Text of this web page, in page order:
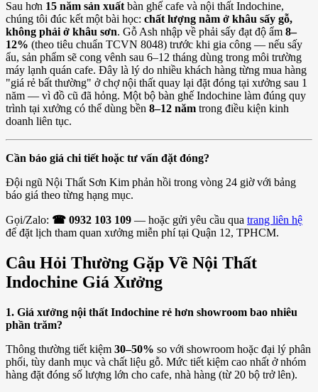
Sau hơn 15 năm sản xuất bàn ghế cafe và nội thất Indochine,
chúng tôi đúc kết một bài học: chất lượng nằm ở khâu sấy gỗ,
không phải ở khâu sơn. Gỗ Ash nhập về phải sấy đạt độ ẩm 8–
12% (theo tiêu chuẩn TCVN 8048) trước khi gia công — nếu sấy
ẩu, sản phẩm sẽ cong vênh sau 6–12 tháng dùng trong môi trường
máy lạnh quán cafe. Đây là lý do nhiều khách hàng từng mua hàng
"giá rẻ bất thường" ở chợ nội thất quay lại đặt đóng tại xưởng sau 1
năm — vì đồ cũ đã hỏng. Một bộ bàn ghế Indochine làm đúng quy
trình tại xưởng có thể dùng bền 8–12 năm trong điều kiện kinh
doanh liên tục.
Cần báo giá chi tiết hoặc tư vấn đặt đóng?
Đội ngũ Nội Thất Sơn Kim phản hồi trong vòng 24 giờ với bảng
báo giá theo từng hạng mục.
Gọi/Zalo: ☎ 0932 103 109 — hoặc gửi yêu cầu qua trang liên hệ
để đặt lịch tham quan xưởng miễn phí tại Quận 12, TPHCM.
Câu Hỏi Thường Gặp Về Nội Thất
Indochine Giá Xưởng
1. Giá xưởng nội thất Indochine rẻ hơn showroom bao nhiêu
phần trăm?
Thông thường tiết kiệm 30–50% so với showroom hoặc đại lý phân
phối, tùy danh mục và chất liệu gỗ. Mức tiết kiệm cao nhất ở nhóm
hàng đặt đóng số lượng lớn cho cafe, nhà hàng (từ 20 bộ trở lên).